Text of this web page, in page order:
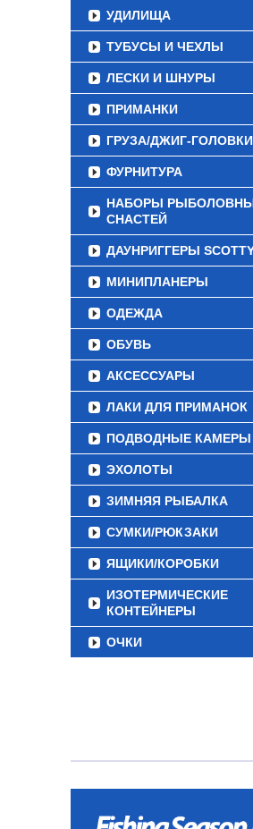
УДИЛИЩА
ТУБУСЫ И ЧЕХЛЫ
ЛЕСКИ И ШНУРЫ
ПРИМАНКИ
ГРУЗА/ДЖИГ-ГОЛОВКИ
ФУРНИТУРА
НАБОРЫ
СНАСТЕЙ
ДАУНРИГГЕРЫ
МИНИПЛАНЕРЫ
ОДЕЖДА
ОБУВЬ
АКСЕССУАРЫ
ЛАКИ ДЛЯ ПРИМАНОК
ПОДВОДНЫЕ КАМЕРЫ
ЭХОЛОТЫ
ЗИМНЯЯ РЫБАЛКА
СУМКИ/РЮКЗАКИ
ЯЩИКИ/КОРОБКИ
ИЗОТЕРМИЧЕСКИЕ
КОНТЕЙНЕРЫ
ОЧКИ